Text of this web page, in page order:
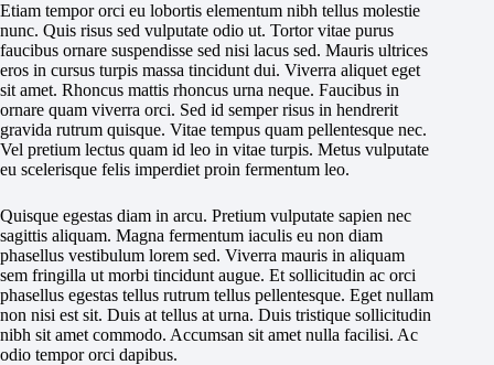
Etiam tempor orci eu lobortis elementum nibh tellus molestie
nunc. Quis risus sed vulputate odio ut. Tortor vitae purus
faucibus ornare suspendisse sed nisi lacus sed. Mauris ultrices
eros in cursus turpis massa tincidunt dui. Viverra aliquet eget
sit amet. Rhoncus mattis rhoncus urna neque. Faucibus in
ornare quam viverra orci. Sed id semper risus in hendrerit
gravida rutrum quisque. Vitae tempus quam pellentesque nec.
Vel pretium lectus quam id leo in vitae turpis. Metus vulputate
eu scelerisque felis imperdiet proin fermentum leo.
Quisque egestas diam in arcu. Pretium vulputate sapien nec
sagittis aliquam. Magna fermentum iaculis eu non diam
phasellus vestibulum lorem sed. Viverra mauris in aliquam
sem fringilla ut morbi tincidunt augue. Et sollicitudin ac orci
phasellus egestas tellus rutrum tellus pellentesque. Eget nullam
non nisi est sit. Duis at tellus at urna. Duis tristique sollicitudin
nibh sit amet commodo. Accumsan sit amet nulla facilisi. Ac
odio tempor orci dapibus.